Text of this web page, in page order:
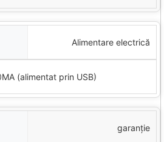
Alimentare electrică
(alimentat prin USB)
garanție